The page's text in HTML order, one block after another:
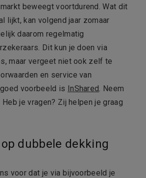
beweegt voortdurend. Wat dit
lijkt, kan volgend jaar zomaar
daarom regelmatig
Dit kun je doen via
maar vergeet niet ook zelf te
en service van
voorbeeld is InShared . Neem
je vragen? Zij helpen je graag
dubbele dekking
voor dat je via bijvoorbeeld je